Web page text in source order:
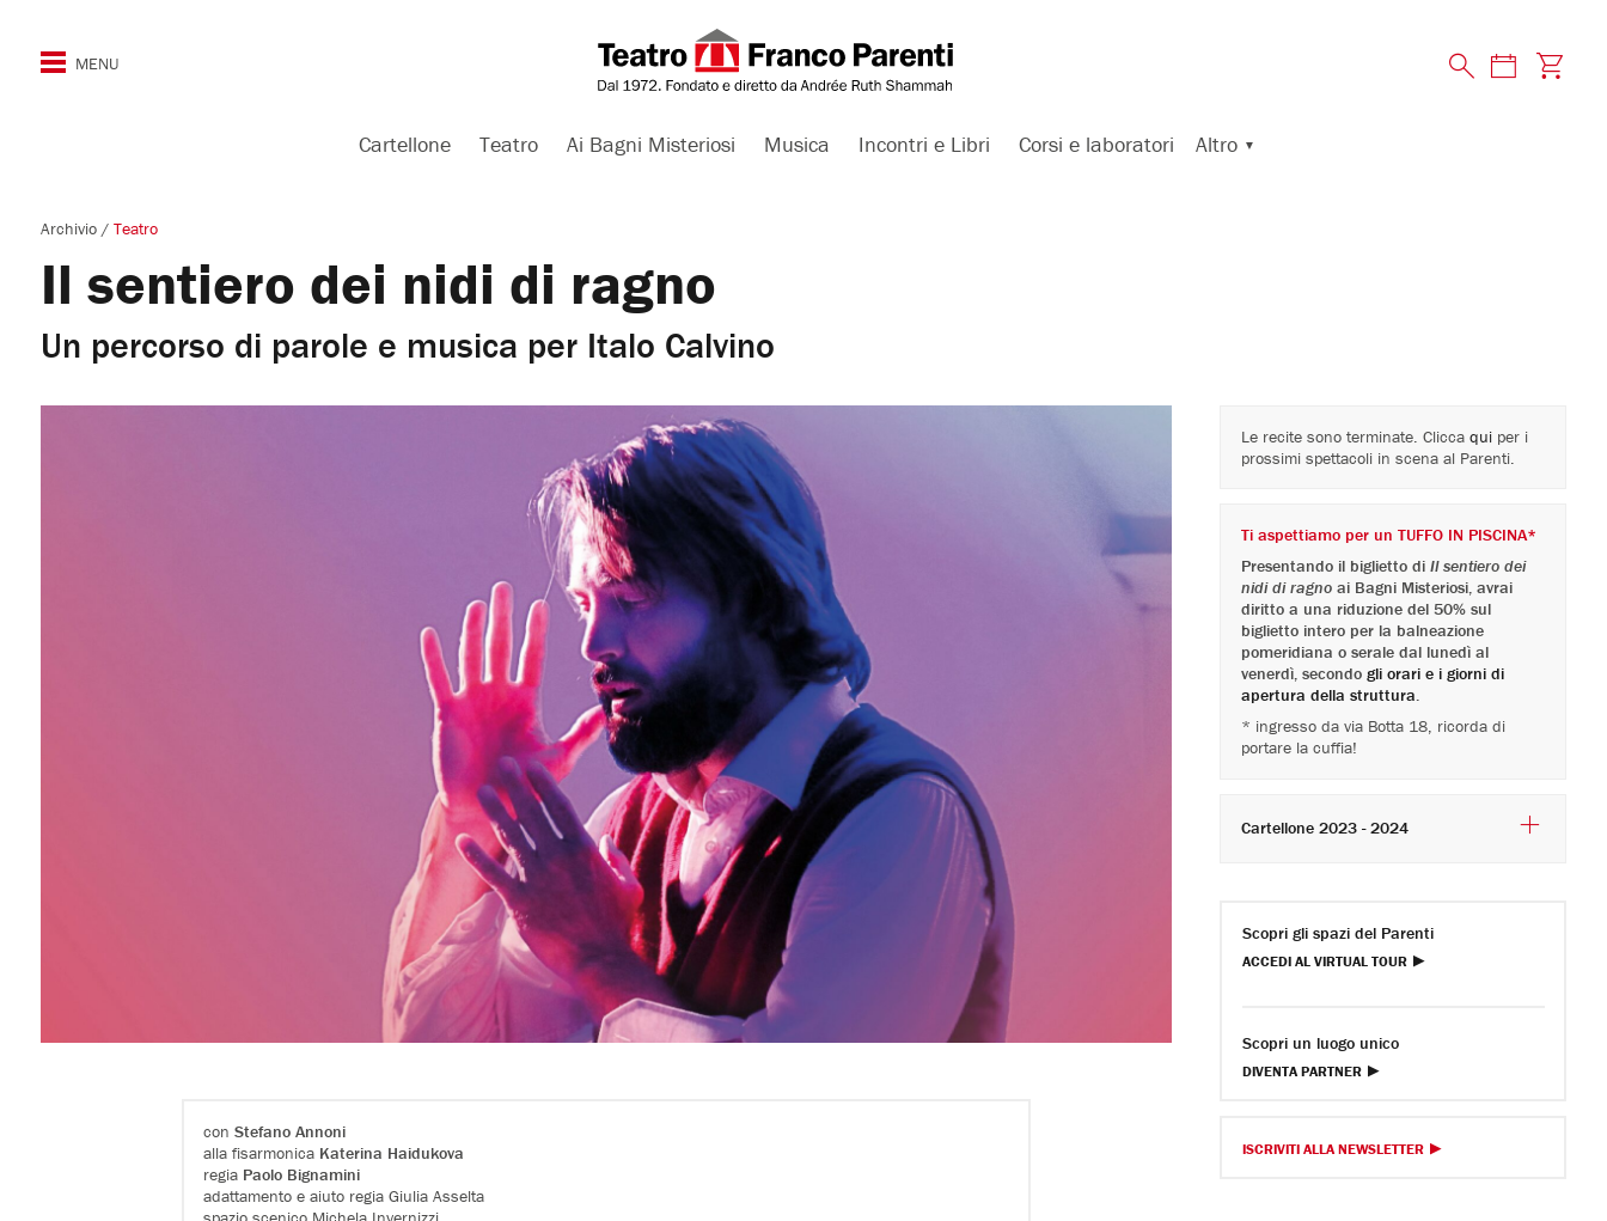
Cartellone Teatro Ai Bagni Misteriosi Musica Incontri e Libri Corsi e laboratori Altro
Archivio / Teatro
Il sentiero dei nidi di ragno
Un percorso di parole e musica per Italo Calvino
conStefano Annoni
alla fisarmonica Katerina Haidukova
regia Paolo Bignamini
adattamento e aiuto regia Giulia Asselta
Le recite sono terminate. Clicca quiper i
prossimi spettacoli in scena al Parenti.
Ti aspettiamo per un TUFFO IN PISCINA*
Presentando il biglietto di Il sentiero dei
nidi di ragnoai Bagni Misteriosi, avrai
diritto a una riduzione del 50% sul
biglietto intero per la balneazione
pomeridiana o serale dal lunedì al
venerdì, secondo gli orari e i giorni di
apertura della struttura.
* ingresso da via Botta 18, ricorda di
portare la cuffia!
Cartellone 2023 - 2024
Scopri gli spazi del Parenti
ACCEDI AL VIRTUAL TOUR
Scopri un luogo unico
DIVENTA PARTNER
ISCRIVITI ALLA NEWSLETTER